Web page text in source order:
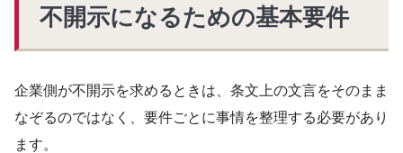
不開示になるための基本要件
企業側が不開示を求めるときは、条文上の文言をそのまま
なぞるのではなく、要件ごとに事情を整理する必要があり
ます。